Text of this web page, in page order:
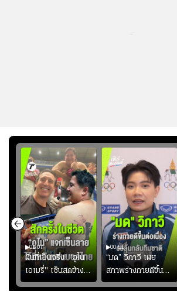
01:07
ฝันที่เป็นจริง! "อูไน
เอเมรี่" เซ็นสดข้าง
รอยสักบนแผ่นหลัง
00:51
“มด” วิภาวี เผย
สภาพร่างกายดีขึ้น
อย่างต่อเนื่อง พร้อม